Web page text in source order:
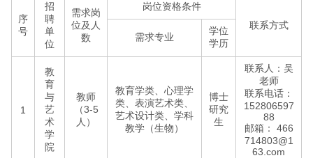
序
号
招
聘
单
位
需求岗
位及人
数
岗位资格条件
联系方式
需求专业
学位
学历
1
教
育
与
艺
术
学
院
教师
（3-5
人）
教育学类、心理学
类、表演艺术类、
艺术设计类、学科
教学（生物）
博士
研究
生
联系人：吴
老师
联系电话：
152806597
88
邮箱： 466
714803@1
63.com